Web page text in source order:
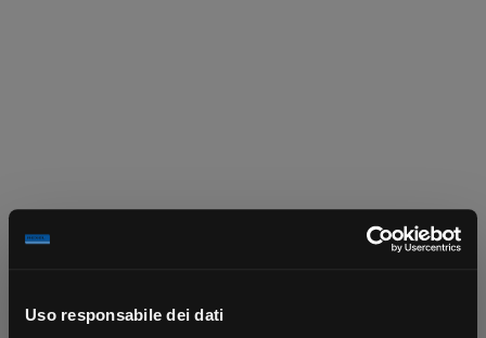
Uso responsabile dei dati